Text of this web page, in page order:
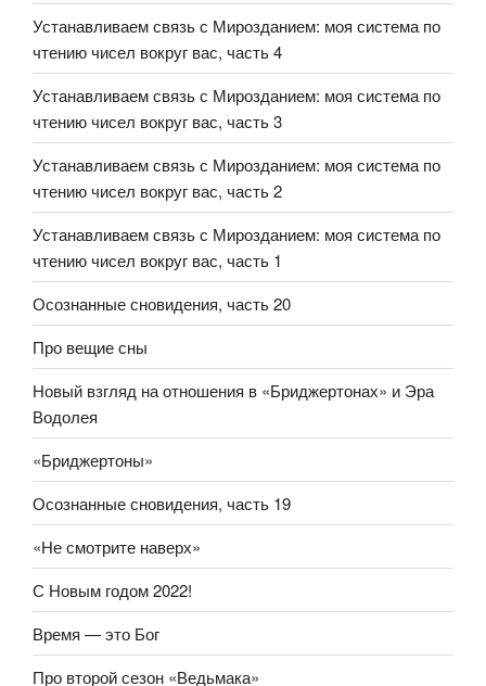
Устанавливаем связь с Мирозданием: моя система по
чтению чисел вокруг вас, часть 4
Устанавливаем связь с Мирозданием: моя система по
чтению чисел вокруг вас, часть 3
Устанавливаем связь с Мирозданием: моя система по
чтению чисел вокруг вас, часть 2
Устанавливаем связь с Мирозданием: моя система по
чтению чисел вокруг вас, часть 1
Осознанные сновидения, часть 20
Про вещие сны
Новый взгляд на отношения в «Бриджертонах» и Эра
Водолея
«Бриджертоны»
Осознанные сновидения, часть 19
«Не смотрите наверх»
С Новым годом 2022!
Время — это Бог
Про второй сезон «Ведьмака»